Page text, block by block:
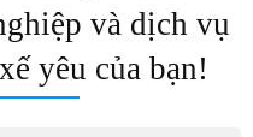
và dịch vụ
yêu của bạn!